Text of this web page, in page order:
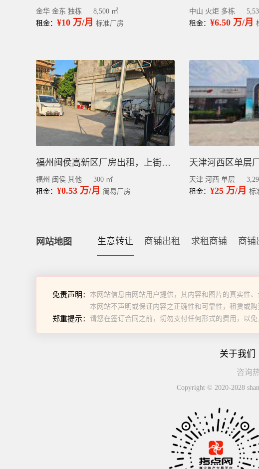
金华 金东 独栋
8,500 ㎡
租金： ¥10 万/月 标准厂房
中山 火炬 多栋
租金： ¥6.50 万/月
福州闽侯高新区厂房出租，上街镇马保村300平
福州 闽侯 其他
300 ㎡
租金： ¥0.53 万/月 简易厂房
天津 河西 单层
租金： ¥25 万/月 标
网站地图 生意转让 商铺出租 求租商铺 商铺
免责声明： 本网站信息由网站用户提供，其内容和图片的真实性
本网站不声明或保证内容之正确性和可靠性，租赁或购
郑重提示： 请您在签订合同之前，切勿支付任何形式的费用，以免
关于我们
咨询
Copyright © 2020-2028